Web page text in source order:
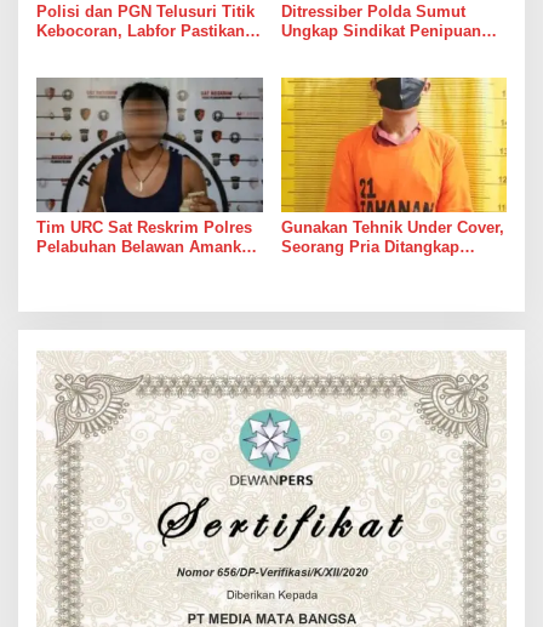
Polisi dan PGN Telusuri Titik
Kebocoran, Labfor Pastikan
Ditressiber Polda Sumut
Ungkap Sindikat Penipuan
Ditangkap
Tim URC Sat Reskrim Polres
Pelabuhan Belawan Amankan
Gunakan Tehnik Under Cover,
Seorang Pria Ditangkap